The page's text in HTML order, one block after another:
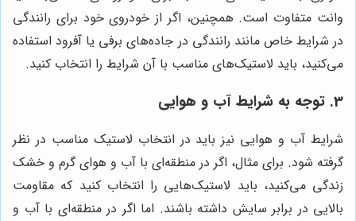
وانت متفاوت است. همچنین، اگر از خودروی خود برای رانندگی
در شرایط خاص مانند رانندگی در جاده‌های برفی یا آفرود استفاده
می‌کنید، باید لاستیک‌های مناسب با آن شرایط را انتخاب کنید.
3. توجه به شرایط آب و هوایی
شرایط آب و هوایی نیز باید در انتخاب لاستیک مناسب در نظر
گرفته شود. برای مثال، اگر در منطقه‌ای با آب و هوای گرم و خشک
زندگی می‌کنید، باید لاستیک‌هایی را انتخاب کنید که مقاومت
بالایی در برابر سایش داشته باشند. اما اگر در منطقه‌ای با آب و